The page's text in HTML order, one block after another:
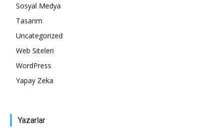
Sosyal Medya
Tasarım
Uncategorized
Web Siteleri
WordPress
Yapay Zeka
Yazarlar